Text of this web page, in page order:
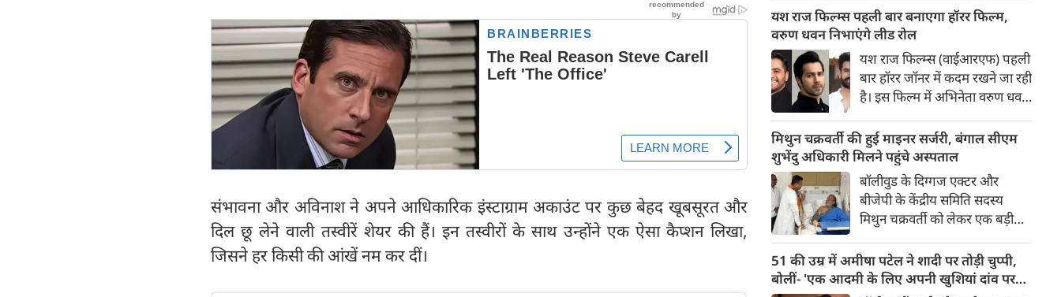
संभावना और अविनाश ने अपने आधिकारिक इंस्टाग्राम अकाउंट पर कुछ बेहद खूबसूरत और
दिल छू लेने वाली तस्वीरें शेयर की हैं। इन तस्वीरों के साथ उन्होंने एक ऐसा कैप्शन लिखा,
जिसने हर किसी की आंखें नम कर दीं।
पैपराजी को पोज दे रहीं बॉलीवुड की
अभिनेत्री रवीना टंडन पर फिल्म का
चार पैरों वाला मुख्य कलाकार (डॉग
स्टार) अचानक बेकाबू होकर झपट
पड़ा।
यश राज फिल्म्स पहली बार बनाएगा हॉरर फिल्म,
वरुण धवन निभाएंगे लीड रोल
यश राज फिल्म्स (वाईआरएफ) पहली
बार हॉरर जॉनर में कदम रखने जा रही
है। इस फिल्म में अभिनेता वरुण धवन
निर्देशन और पटकथा की जिम्मेदारी
'रॉकेट बॉयज़' से चर्चित अभय पन्नू
संभालेंगे। फिल्म की शूटिंग इस वर्ष के
अंत में शुरू होने की योजना है और
इसे वर्ष 2027 में दुनियाभर के
सिनेमाघरों में रिलीज़ किया जाएगा।
मिथुन चक्रवर्ती की हुई माइनर सर्जरी, बंगाल सीएम
शुभेंदु अधिकारी मिलने पहुंचे अस्पताल
बॉलीवुड के दिग्गज एक्टर और
बीजेपी के केंद्रीय समिति सदस्य
मिथुन चक्रवर्ती को लेकर एक बड़ी
समस्याओं के चलते उन्हें कोलकाता
के एक निजी अस्पताल में भर्ती
51 की उम्र में अमीषा पटेल ने शादी पर तोड़ी चुप्पी,
बोलीं- 'एक आदमी के लिए अपनी खुशियां दांव पर